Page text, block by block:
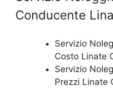
Conducente
Servizio
Costo Linate
Servizio
Prezzi Linate